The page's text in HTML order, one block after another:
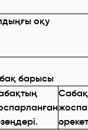
оқу
барысы